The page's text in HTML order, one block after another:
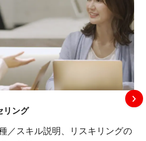
リング
／スキル説明、リスキリングの